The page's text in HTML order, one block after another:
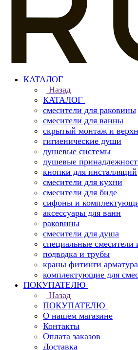
КАТАЛОГ
Назад
КАТАЛОГ
смесители для раковины
смесители для ванны
скрытый монтаж и
гигиенические души
душевые системы
душевые
кнопки для инсталляций
смесители для кухни
смесители для биде
сифоны и
аксессуары для ванн
раковины
смесители для душа
специальные смесители
подводка и трубы
краны фитинги арматура
комплектующие для
ПОКУПАТЕЛЮ
Назад
ПОКУПАТЕЛЮ
О нашем магазине
Контакты
Оплата заказов
Доставка